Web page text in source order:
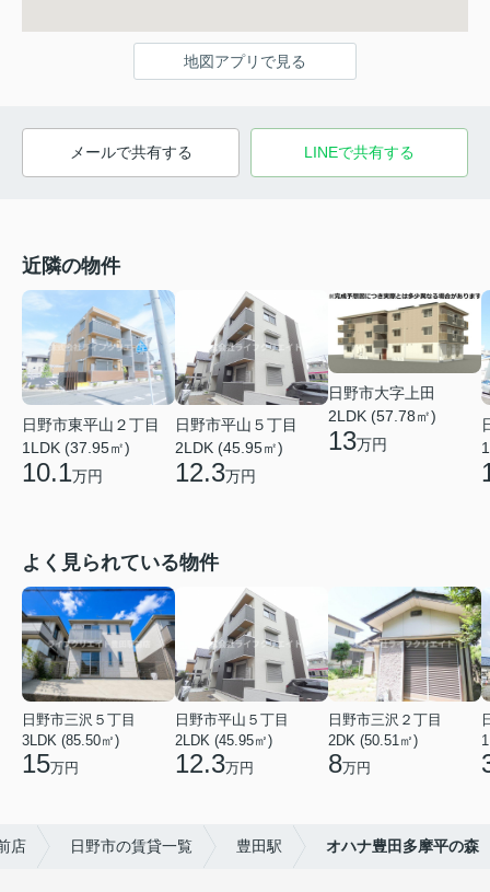
地図アプリで見る
メールで共有する LINEで共有する
近隣の物件
日野市東平山２丁目
1LDK (37.95㎡)
10.1万円
日野市平山５丁目
2LDK (45.95㎡)
12.3万円
日野市大字上田
2LDK (57.78㎡)
13万円
よく見られている物件
日野市三沢５丁目
3LDK (85.50㎡)
15万円
日野市平山５丁目
2LDK (45.95㎡)
12.3万円
日野市三沢２丁目
2DK (50.51㎡)
8万円
店 日野市の賃貸一覧 豊田駅 オハナ豊田多摩平の森